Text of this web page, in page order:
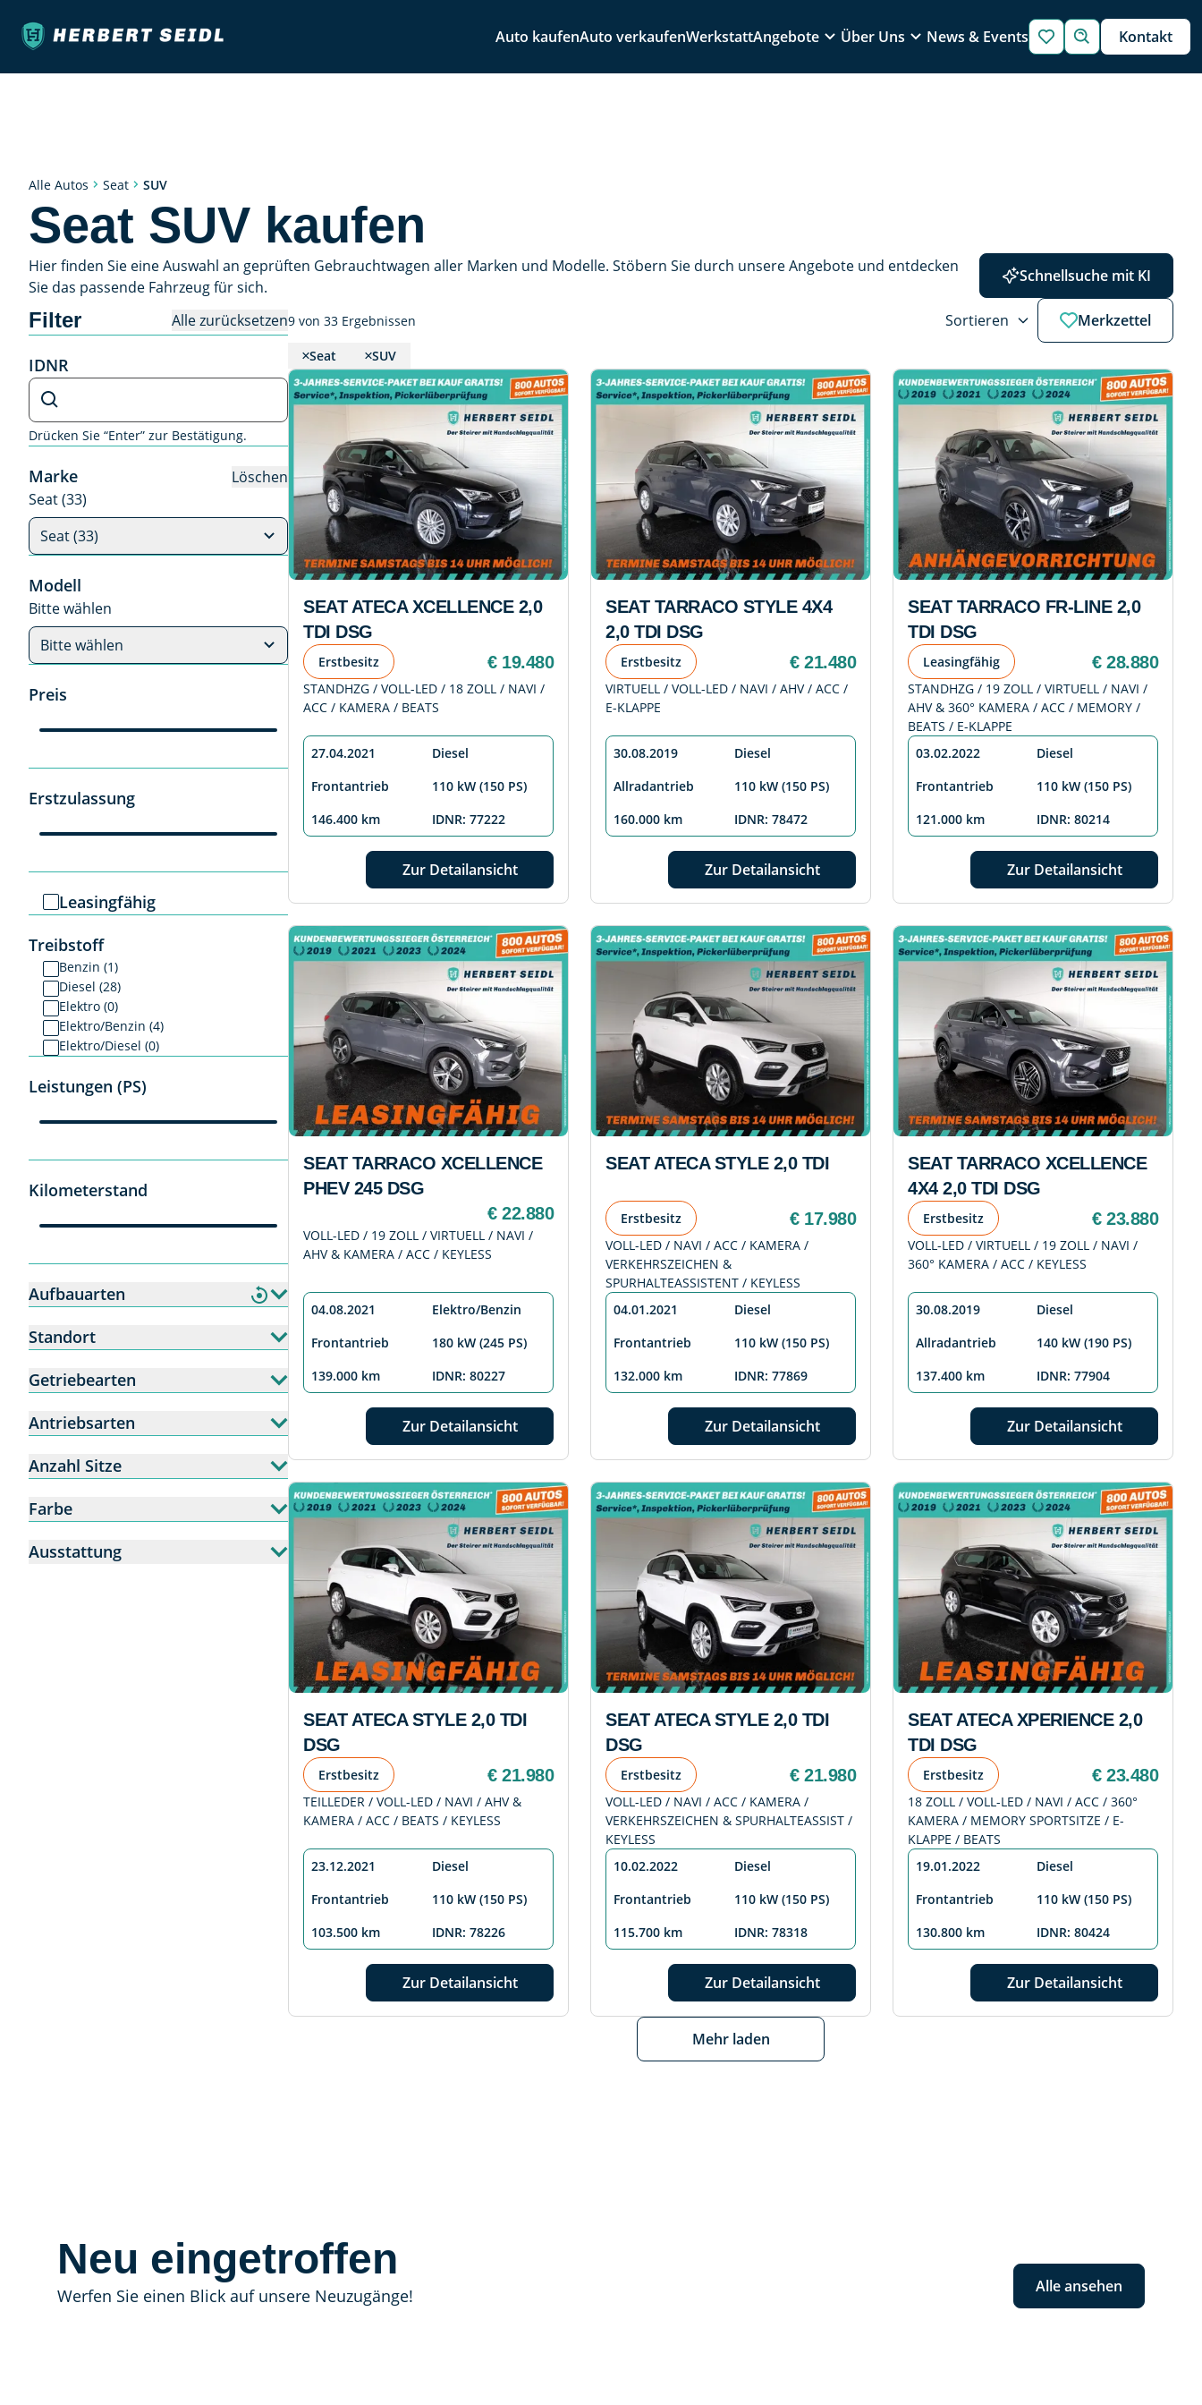
Auto kaufenAuto verkaufenWerkstattAngebote Über Uns News & Events Kontakt
Alle Autos Seat SUV
Seat SUV kaufen
Hier finden Sie eine Auswahl an geprüften Gebrauchtwagen aller Marken und Modelle. Stöbern Sie durch unsere Angebote und entdecken
Sie das passende Fahrzeug für sich.
Schnellsuche mit KI
Filter Alle zurücksetzen
IDNR
IDNR
Drücken Sie “Enter” zur Bestätigung.
Marke
Löschen
Seat (33)
Seat (33)
Modell
Bitte wählen
Bitte wählen
Preis
Erstzulassung
Leasingfähig
Treibstoff
Benzin (1)
Diesel (28)
Elektro (0)
Elektro/Benzin (4)
Elektro/Diesel (0)
Leistungen (PS)
Kilometerstand
Aufbauarten
Standort
Getriebearten
Antriebsarten
Anzahl Sitze
Farbe
Ausstattung
Merkzettel
9 von 33 Ergebnissen Sortieren
Seat SUV
SEAT ATECA XCELLENCE 2,0
TDI DSG
Erstbesitz € 19.480
STANDHZG / VOLL-LED / 18 ZOLL / NAVI /
ACC / KAMERA / BEATS
27.04.2021
Diesel
Frontantrieb
110 kW (150 PS)
146.400 km
IDNR: 77222
Zur Detailansicht
SEAT TARRACO STYLE 4X4
2,0 TDI DSG
Erstbesitz € 21.480
VIRTUELL / VOLL-LED / NAVI / AHV / ACC /
E-KLAPPE
30.08.2019
Diesel
Allradantrieb
110 kW (150 PS)
160.000 km
IDNR: 78472
Zur Detailansicht
SEAT TARRACO FR-LINE 2,0
TDI DSG
Leasingfähig € 28.880
STANDHZG / 19 ZOLL / VIRTUELL / NAVI /
AHV & 360° KAMERA / ACC / MEMORY /
BEATS / E-KLAPPE
03.02.2022
Diesel
Frontantrieb
110 kW (150 PS)
121.000 km
IDNR: 80214
Zur Detailansicht
SEAT TARRACO XCELLENCE
PHEV 245 DSG
€ 22.880
VOLL-LED / 19 ZOLL / VIRTUELL / NAVI /
AHV & KAMERA / ACC / KEYLESS
04.08.2021
Elektro/Benzin
Frontantrieb
180 kW (245 PS)
139.000 km
IDNR: 80227
Zur Detailansicht
SEAT ATECA STYLE 2,0 TDI
Erstbesitz € 17.980
VOLL-LED / NAVI / ACC / KAMERA /
VERKEHRSZEICHEN &
SPURHALTEASSISTENT / KEYLESS
04.01.2021
Diesel
Frontantrieb
110 kW (150 PS)
132.000 km
IDNR: 77869
Zur Detailansicht
SEAT TARRACO XCELLENCE
4X4 2,0 TDI DSG
Erstbesitz € 23.880
VOLL-LED / VIRTUELL / 19 ZOLL / NAVI /
360° KAMERA / ACC / KEYLESS
30.08.2019
Diesel
Allradantrieb
140 kW (190 PS)
137.400 km
IDNR: 77904
Zur Detailansicht
SEAT ATECA STYLE 2,0 TDI
DSG
Erstbesitz € 21.980
TEILLEDER / VOLL-LED / NAVI / AHV &
KAMERA / ACC / BEATS / KEYLESS
23.12.2021
Diesel
Frontantrieb
110 kW (150 PS)
103.500 km
IDNR: 78226
Zur Detailansicht
SEAT ATECA STYLE 2,0 TDI
DSG
Erstbesitz € 21.980
VOLL-LED / NAVI / ACC / KAMERA /
VERKEHRSZEICHEN & SPURHALTEASSIST /
KEYLESS
10.02.2022
Diesel
Frontantrieb
110 kW (150 PS)
115.700 km
IDNR: 78318
Zur Detailansicht
SEAT ATECA XPERIENCE 2,0
TDI DSG
Erstbesitz € 23.480
18 ZOLL / VOLL-LED / NAVI / ACC / 360°
KAMERA / MEMORY SPORTSITZE / E-
KLAPPE / BEATS
19.01.2022
Diesel
Frontantrieb
110 kW (150 PS)
130.800 km
IDNR: 80424
Zur Detailansicht
Mehr laden
Neu eingetroffen
Werfen Sie einen Blick auf unsere Neuzugänge! Alle ansehen